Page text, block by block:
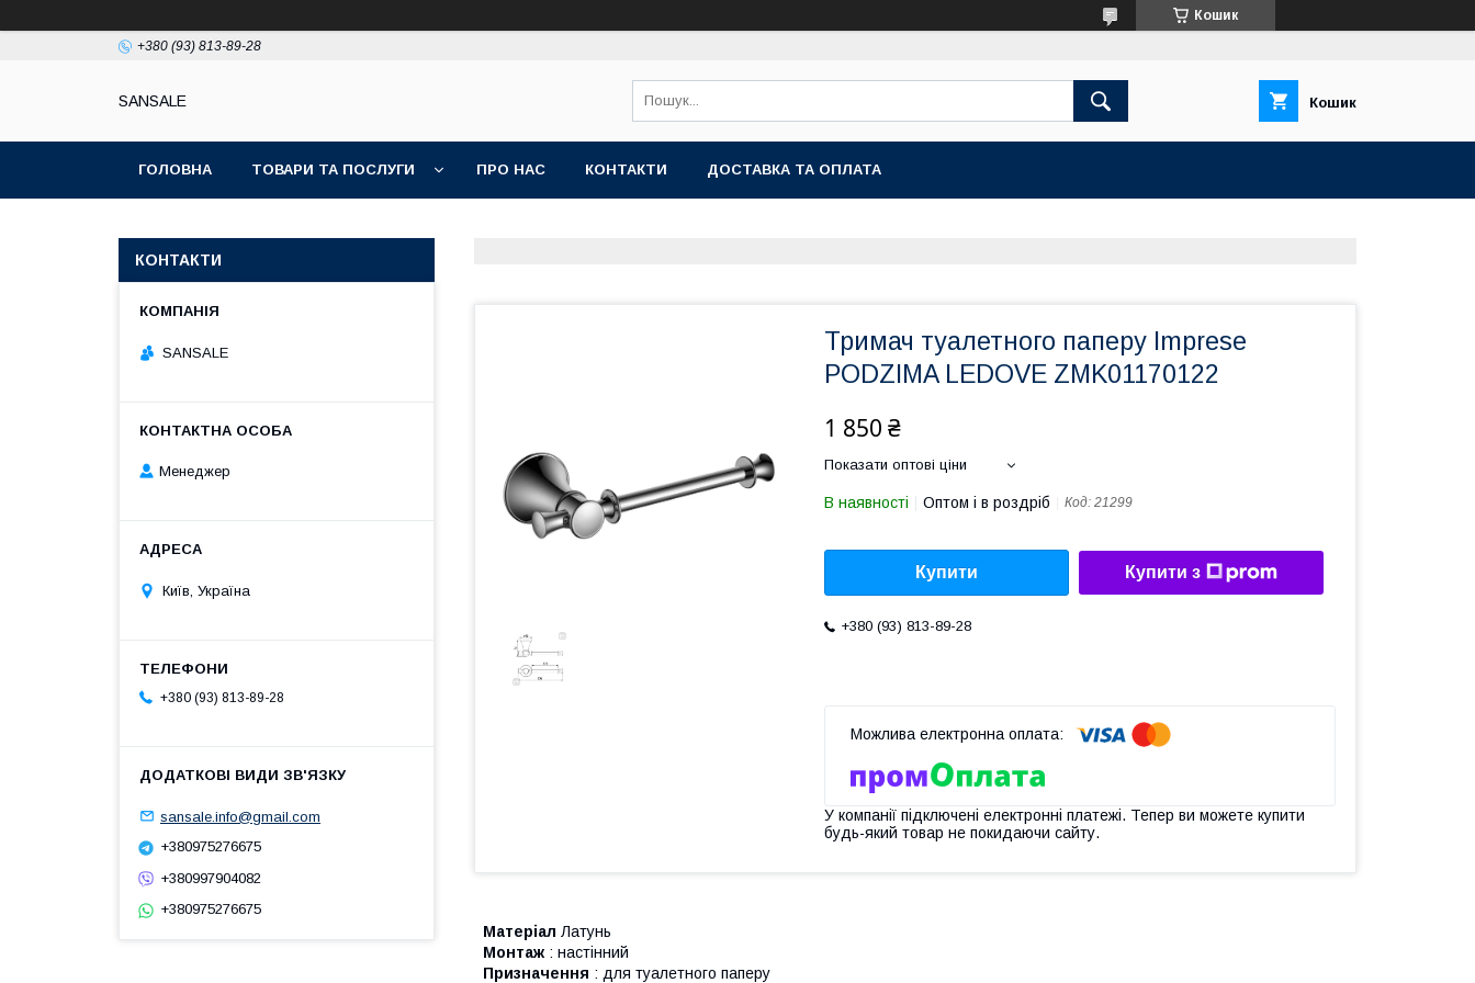
Кошик
+380 (93) 813-89-28
SANSALE Кошик
ГОЛОВНА ТОВАРИ ТА ПОСЛУГИ ПРО НАС КОНТАКТИ ДОСТАВКА ТА ОПЛАТА
Тримач туалетного паперу Imprese
PODZIMA LEDOVE ZMK01170122
1 850 ₴
Показати оптові ціни
В наявності Оптом і в роздріб Код: 21299
Купити Купити з
+380 (93) 813-89-28
У компанії підключені електронні платежі. Тепер ви можете купити
будь-який товар не покидаючи сайту.
Матеріал Латунь
Монтаж : настінний
Призначення : для туалетного паперу
КОНТАКТИ
SANSALE
Менеджер
Київ, Україна
+380 (93) 813-89-28
sansale.info@gmail.com
+380975276675
+380997904082
+380975276675